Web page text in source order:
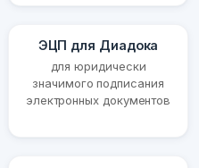
ЭЦП для Диадока
для юридически
значимого подписания
электронных документов